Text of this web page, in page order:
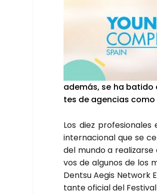
ade­más, se ha
tes de agen­cias como
Los diez
inter­na­cio­nal que se
del mun­do a
vos de algu­nos de los
Den­tsu Aegis Net­work
tan­te ofi­cial del